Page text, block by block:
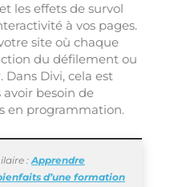
les effets de survol
à vos pages.
site où chaque
du défilement ou
Dans Divi, cela est
besoin de
en programmation.
:Apprendre
d’une formation